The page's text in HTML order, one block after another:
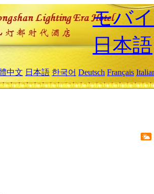
モバ
日本語
中文 日本語 한국어 Deutsch Français